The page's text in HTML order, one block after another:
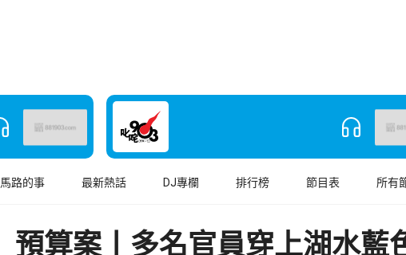
馬路的事 最新熱話 DJ專欄 排行榜 節目表 所有
預算案丨多名官員穿上湖水藍